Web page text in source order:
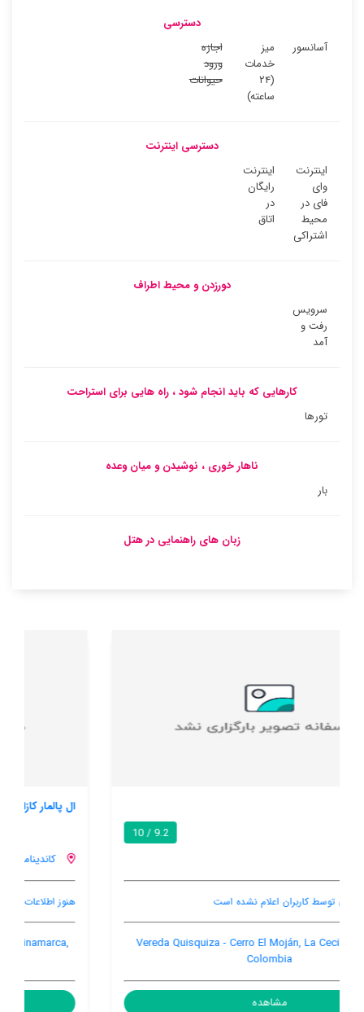
دسترسی
آسانسور
میز
خدمات
(۲۴
ساعته)
اجازه
ورود
حیوانات
دسترسی اینترنت
اینترنت
وای
فای در
محیط
اشتراکی
اینترنت
رایگان
در
اتاق
دورزدن و محیط اطراف
سرویس
رفت و
آمد
کارهایی که باید انجام شود ، راه هایی برای استراحت
تورها
ناهار خوری ، نوشیدن و میان وعده
بار
زبان های راهنمایی در هتل
هنوز اطلاعات کاملی توسط کاربران اعلام نشده است
Km 11 via la Vega-sasaima, Cundinamarca, Cundinamarca,